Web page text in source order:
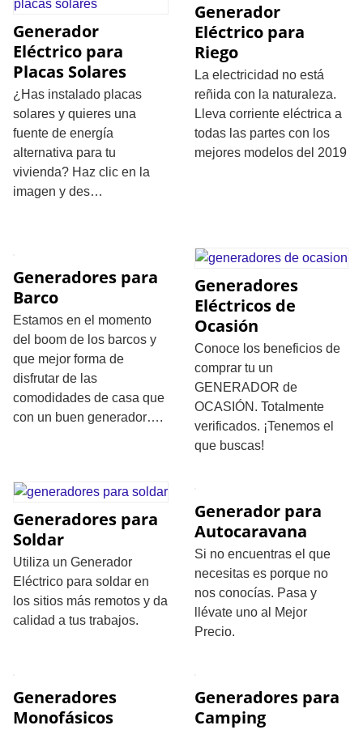
Generador
Eléctrico para
Placas Solares
¿Has instalado placas
solares y quieres una
fuente de energía
alternativa para tu
vivienda? Haz clic en la
imagen y des…
Generador
Eléctrico para
Riego
La electricidad no está
reñida con la naturaleza.
Lleva corriente eléctrica a
todas las partes con los
mejores modelos del 2019
Generadores para
Barco
Estamos en el momento
del boom de los barcos y
que mejor forma de
disfrutar de las
comodidades de casa que
con un buen generador….
Generadores
Eléctricos de
Ocasión
Conoce los beneficios de
comprar tu un
GENERADOR de
OCASIÓN. Totalmente
verificados. ¡Tenemos el
que buscas!
Generadores para
Soldar
Utiliza un Generador
Eléctrico para soldar en
los sitios más remotos y da
calidad a tus trabajos.
Generador para
Autocaravana
Si no encuentras el que
necesitas es porque no
nos conocías. Pasa y
llévate uno al Mejor
Precio.
Generadores
Monofásicos
Generadores para
Camping